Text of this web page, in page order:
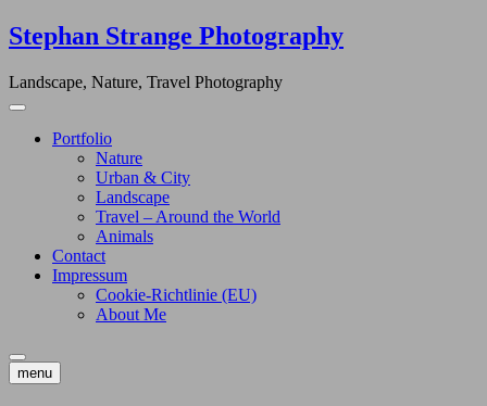
Skip
to
Stephan Strange Photography
Landscape, Nature, Travel Photography
Portfolio
Nature
Urban & City
Landscape
Travel – Around the World
Animals
Contact
Impressum
Cookie-Richtlinie (EU)
About Me
menu